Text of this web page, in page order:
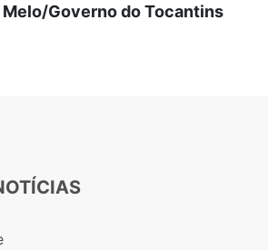
Melo/Governo do Tocantins